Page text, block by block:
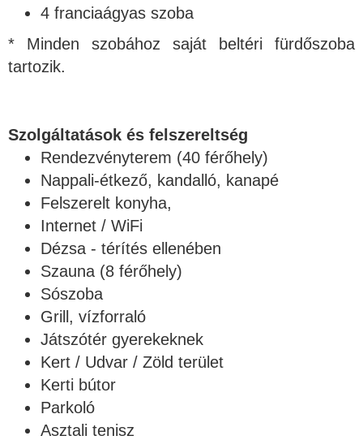
4 franciaágyas szoba
* Minden szobához saját beltéri fürdőszoba
tartozik.
Szolgáltatások és felszereltség
Rendezvényterem (40 férőhely)
Nappali-étkező, kandalló, kanapé
Felszerelt konyha,
Internet / WiFi
Dézsa - térítés ellenében
Szauna (8 férőhely)
Sószoba
Grill, vízforraló
Játszótér gyerekeknek
Kert / Udvar / Zöld terület
Kerti bútor
Parkoló
Asztali tenisz